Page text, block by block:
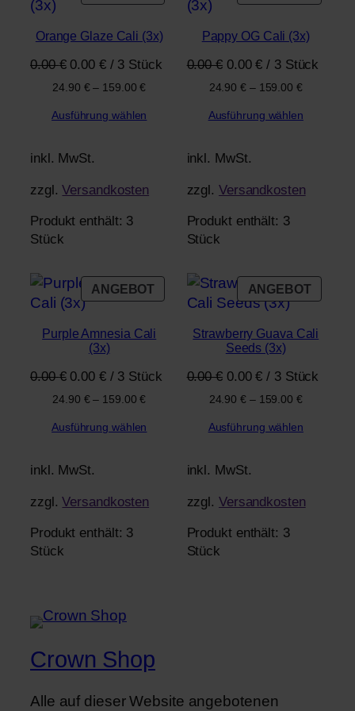
IM
Orange Glaze Cali (3x)
0.00€ Ursprünglicher
Preis
0.00 €
0.00 €Aktueller
Preis
0.00 €.
/ 3 Stück
24.90 € – 159.00€
Ausführung wählen
inkl. MwSt.
zzgl.Versandkosten
Produkt enthält: 3
Stück
IM
Pappy OG Cali (3x)
0.00€ Ursprünglicher
Preis
0.00 €
0.00€Aktueller
Preis
0.00 €.
/ 3 Stück
24.90€ – 159.00 €
Ausführung wählen
inkl. MwSt.
zzgl. Versandkosten
Produkt enthält: 3
Stück
ANGEBOTPRODUKT
IM
Purple Amnesia Cali
(3x)
0.00€ Ursprünglicher
Preis
0.00 €
0.00 €Aktueller
Preis
0.00 €.
/ 3 Stück
24.90 € – 159.00€
Ausführung wählen
inkl. MwSt.
zzgl.Versandkosten
Produkt enthält: 3
Stück
ANGEBOT
IM
Strawberry Guava Cali
Seeds (3x)
0.00€ Ursprünglicher
Preis
0.00 €
0.00€Aktueller
Preis
0.00 €.
/ 3 Stück
24.90€ – 159.00 €
Ausführung wählen
inkl. MwSt.
zzgl. Versandkosten
Produkt enthält: 3
Stück
Crown Shop
Alle auf dieser Website angebotenen